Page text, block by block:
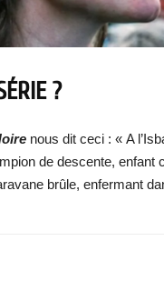
?
nous dit ceci : « A
de descente, enfant
brûle, enfermant